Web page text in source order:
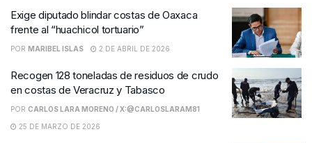
Exige diputado blindar costas de Oaxaca
frente al “huachicol tortuario”
POR MARIBEL ISLAS 2 DE ABRIL DE 2026
Recogen 128 toneladas de residuos de crudo
en costas de Veracruz y Tabasco
POR CARLOS LARA MORENO / X:@CARLOSLARAM81
25 DE MARZO DE 2026